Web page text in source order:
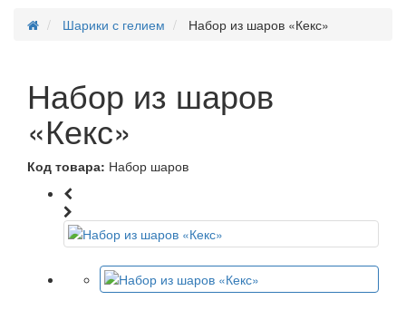
Шарики с гелием
Набор из шаров «Кекс»
Набор из шаров
«Кекс»
Код товара: Набор шаров